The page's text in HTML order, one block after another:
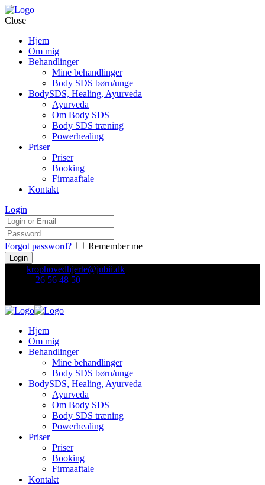
Close
Hjem
Om mig
Behandlinger
Mine behandlinger
Body SDS børn/unge
BodySDS, Healing, Ayurveda
Ayurveda
Om Body SDS
Body SDS træning
Powerhealing
Priser
Priser
Booking
Firmaaftale
Kontakt
Login
Forgot password? Remember me
krophovedhjerte@jubii.dk
26 56 48 50
Hjem
Om mig
Behandlinger
Mine behandlinger
Body SDS børn/unge
BodySDS, Healing, Ayurveda
Ayurveda
Om Body SDS
Body SDS træning
Powerhealing
Priser
Priser
Booking
Firmaaftale
Kontakt